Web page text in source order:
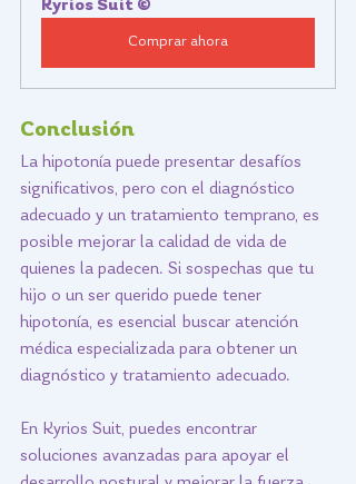
Kyrios Suit ©
Comprar ahora
Conclusión
La hipotonía puede presentar desafíos
significativos, pero con el diagnóstico
adecuado y un tratamiento temprano, es
posible mejorar la calidad de vida de
quienes la padecen. Si sospechas que tu
hijo o un ser querido puede tener
hipotonía, es esencial buscar atención
médica especializada para obtener un
diagnóstico y tratamiento adecuado.
En Kyrios Suit, puedes encontrar
soluciones avanzadas para apoyar el